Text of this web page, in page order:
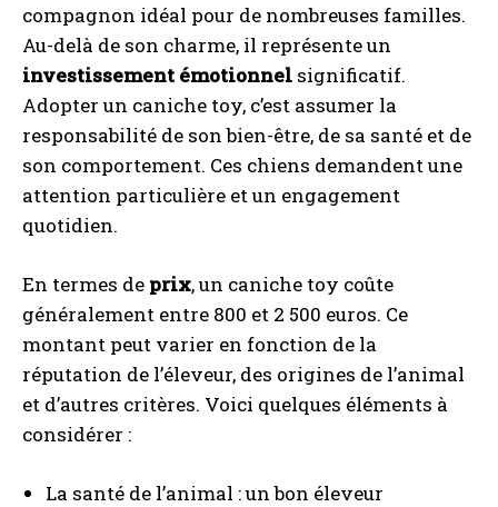
compagnon idéal pour de nombreuses familles.
Au-delà de son charme, il représente un
investissement émotionnel significatif.
Adopter un caniche toy, c’est assumer la
responsabilité de son bien-être, de sa santé et de
son comportement. Ces chiens demandent une
attention particulière et un engagement
quotidien.
En termes de prix, un caniche toy coûte
généralement entre 800 et 2 500 euros. Ce
montant peut varier en fonction de la
réputation de l’éleveur, des origines de l’animal
et d’autres critères. Voici quelques éléments à
considérer :
La santé de l’animal : un bon éleveur